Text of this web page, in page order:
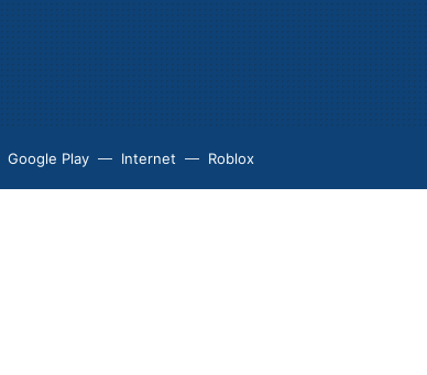
Google Play Internet Roblox